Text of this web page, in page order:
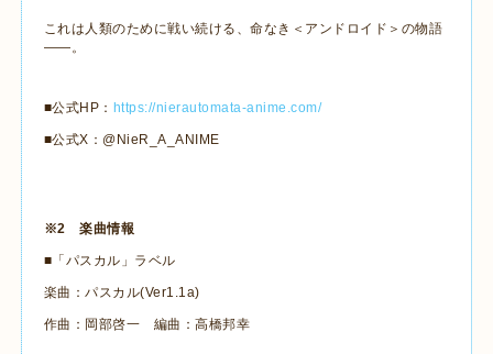
これは人類のために戦い続ける、命なき＜アンドロイド＞の物語
――。
■公式HP ： https://nierautomata-anime.com/
■公式X ： @NieR_A_ANIME
※2 楽曲情報
■「パスカル」ラベル
楽曲：パスカル(Ver1.1a)
作曲：岡部啓一 編曲：高橋邦幸